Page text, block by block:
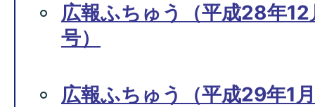
広報ふちゅう（平成28年
号）
広報ふちゅう（平成29年1